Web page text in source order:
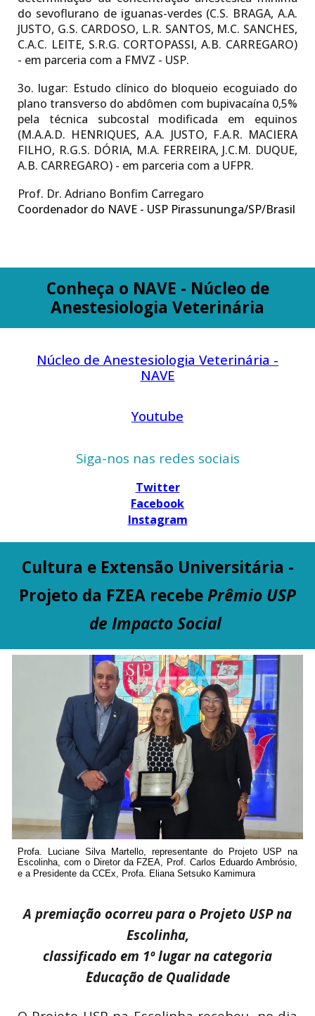
do sevoflurano de iguanas-verdes (C.S. BRAGA, A.A.
JUSTO, G.S. CARDOSO, L.R. SANTOS, M.C. SANCHES,
C.A.C. LEITE, S.R.G. CORTOPASSI, A.B. CARREGARO)
- em parceria com a FMVZ - USP.
3o. lugar: Estudo clínico do bloqueio ecoguiado do
plano transverso do abdômen com bupivacaína 0,5%
pela técnica subcostal modificada em equinos
(M.A.A.D. HENRIQUES, A.A. JUSTO, F.A.R. MACIERA
FILHO, R.G.S. DÓRIA, M.A. FERREIRA, J.C.M. DUQUE,
A.B. CARREGARO) - em parceria com a UFPR.
Prof. Dr. Adriano Bonfim Carregaro
Coordenador do NAVE - USP Pirassununga/SP/Brasil
Conheça o NAVE - Núcleo de
Anestesiologia Veterinária
Núcleo de Anestesiologia Veterinária -
NAVE
Youtube
Siga-nos nas redes sociais
Twitter
Facebook
Instagram
Cultura e Extensão Universitária -
Projeto da FZEA recebePrêmio USP
de Impacto Social
Profa. Luciane Silva Martello, representante do Projeto USP na
Escolinha, com o Diretor da FZEA, Prof. Carlos Eduardo Ambrósio,
e a Presidente da CCEx, Profa. Eliana Setsuko Kamimura
A premiação ocorreu para o Projeto USP na
Escolinha,
classificado em 1º lugar na categoria
´Educação de Qualidade